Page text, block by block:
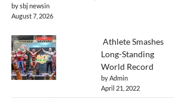
by sbj newsin
August 7, 2026
Athlete Smashes
Long-Standing
World Record
by Admin
April 21, 2022